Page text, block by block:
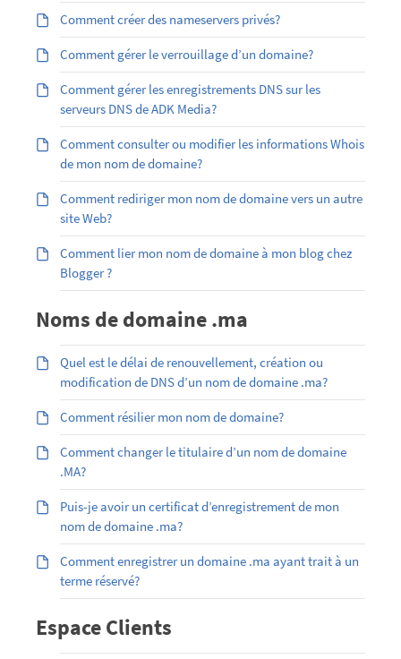
Comment créer des nameservers privés?
Comment gérer le verrouillage d’un domaine?
Comment gérer les enregistrements DNS sur les
serveurs DNS de ADK Media?
Comment consulter ou modifier les informations Whois
de mon nom de domaine?
Comment rediriger mon nom de domaine vers un autre
site Web?
Comment lier mon nom de domaine à mon blog chez
Blogger ?
Noms de domaine .ma
Quel est le délai de renouvellement, création ou
modification de DNS d’un nom de domaine .ma?
Comment résilier mon nom de domaine?
Comment changer le titulaire d’un nom de domaine
.MA?
Puis-je avoir un certificat d’enregistrement de mon
nom de domaine .ma?
Comment enregistrer un domaine .ma ayant trait à un
terme réservé?
Espace Clients